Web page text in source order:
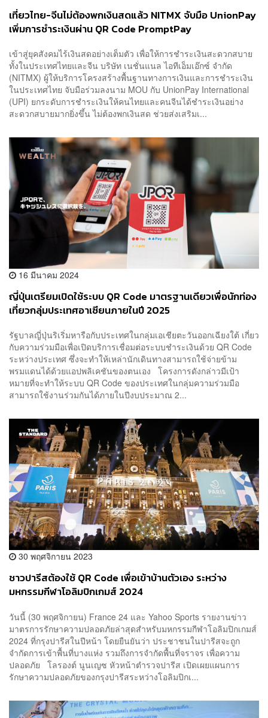
เที่ยวไทย-จีนไม่ต้องพกเงินสดแล้ว NITMX จับมือ UnionPay
เพิ่มการชำระเงินผ่าน QR Code PromptPay
เข้าสู่ยุคสังคมไร้เงินสดอย่างเต็มตัว เพื่อให้การชำระเงินสะดวกสบาย
ทั้งในประเทศไทยและจีน บริษัท เนชั่นแนล ไอทีเอ็มเอ๊กซ์ จำกัด
(NITMX) ผู้ให้บริการโครงสร้างพื้นฐานทางการเงินและการชำระเงิน
ในประเทศไทย จับมือร่วมลงนาม MOU กับ UnionPay International
(UPI) ยกระดับการชำระเงินให้คนไทยและคนจีนได้ชำระเงินอย่าง
สะดวกสบายมากยิ่งขึ้น ไม่ต้องพกเงินสด ช่วยส่งเสริมเ...
16 มีนาคม 2024
ญี่ปุ่นเตรียมเปิดใช้ระบบ QR Code มาตรฐานเดียวเพื่อนักท่อง
เที่ยวกลุ่มประเทศอาเซียนภายในปี 2025
รัฐบาลญี่ปุ่นริเริ่มหารือกับประเทศในกลุ่มเอเชียตะวันออกเฉียงใต้ เกี่ยว
กับความร่วมมือเพื่อเปิดบริการเชื่อมต่อระบบชำระเงินด้วย QR Code
ระหว่างประเทศ ซึ่งจะทำให้เหล่านักเดินทางสามารถใช้จ่ายข้าม
พรมแดนได้ด้วยแอปพลิเคชันของตนเอง โครงการดังกล่าวมีเป้า
หมายที่จะทำให้ระบบ QR Code ของประเทศในกลุ่มความร่วมมือ
สามารถใช้งานร่วมกันได้ภายในปีงบประมาณ 2...
30 พฤศจิกายน 2023
ชาวปารีสต้องใช้ QR Code เพื่อเข้าบ้านตัวเอง ระหว่าง
มหกรรมกีฬาโอลิมปิกเกมส์ 2024
วันนี้ (30 พฤศจิกายน) France 24 และ Yahoo Sports รายงานข่าว
มาตรการรักษาความปลอดภัยล่าสุดสำหรับมหกรรมกีฬาโอลิมปิกเกมส์
2024 ที่กรุงปารีสในปีหน้า โดยยืนยันว่า ประชาชนในปารีสจะถูก
จำกัดการเข้าพื้นที่บางแห่ง รวมถึงการจำกัดพื้นที่จราจร เพื่อความ
ปลอดภัย โลรองต์ นูนเญซ หัวหน้าตำรวจปารีส เปิดเผยแผนการ
รักษาความปลอดภัยของกรุงปารีสระหว่างโอลิมปิกเ...